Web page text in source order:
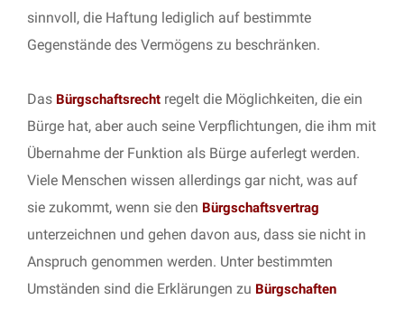
sinnvoll, die Haftung lediglich auf bestimmte
Gegenstände des Vermögens zu beschränken.
Das Bürgschaftsrecht regelt die Möglichkeiten, die ein
Bürge hat, aber auch seine Verpflichtungen, die ihm mit
Übernahme der Funktion als Bürge auferlegt werden.
Viele Menschen wissen allerdings gar nicht, was auf
sie zukommt, wenn sie den Bürgschaftsvertrag
unterzeichnen und gehen davon aus, dass sie nicht in
Anspruch genommen werden. Unter bestimmten
Umständen sind die Erklärungen zu Bürgschaften